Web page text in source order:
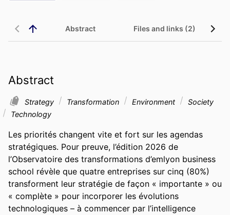
Abstract Files and links (2)
Abstract
Strategy Transformation Environment
Society
Technology
Les priorités changent vite et fort sur les agendas
stratégiques. Pour preuve, l’édition 2026 de
l’Observatoire des transformations d’emlyon business
school révèle que quatre entreprises sur cinq (80%)
transforment leur stratégie de façon « importante » ou
« complète » pour incorporer les évolutions
technologiques – à commencer par l’intelligence